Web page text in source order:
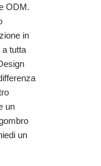
ODM.
in
a tutta
un
un